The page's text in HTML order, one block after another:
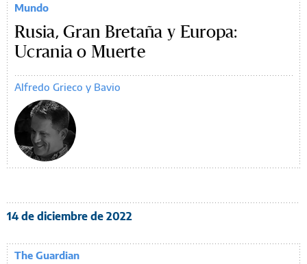
Mundo
Rusia, Gran Bretaña y Europa:
Ucrania o Muerte
Alfredo Grieco y Bavio
14 de diciembre de 2022
The Guardian